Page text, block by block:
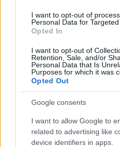
I want to opt-out of
Personal Data for Targeted
Opted In
I want to opt-out of
Retention, Sale, and/or
Personal Data that Is
Purposes for which it was
Opted Out
Google consents
I want to allow Google to
related to advertising like
device identifiers in apps.
KEREKASZTAL CEREMÓNIA #
Népszerű